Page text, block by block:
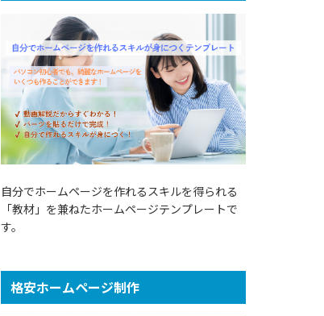
自分でホームページを作れるスキルを得られる
「教材」を兼ねたホームページテンプレートで
す。
格安ホームページ制作